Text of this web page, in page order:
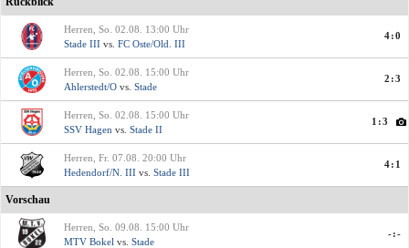
Herren, So. 02.08. 13:00 Uhr
Stade III vs. FC Oste/Old. III
4:0
Herren, So. 02.08. 15:00 Uhr
Ahlerstedt/O vs. Stade
2:3
Herren, So. 02.08. 15:00 Uhr
SSV Hagen vs. Stade II
1:3
Herren, Fr. 07.08. 20:00 Uhr
Hedendorf/N. III vs. Stade III
4:1
Vorschau
Herren, So. 09.08. 15:00 Uhr
MTV Bokel vs. Stade
-:-